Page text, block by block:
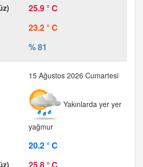
25.9 ° C
23.2 ° C
% 81
15 Ağustos 2026 Cumartesi
Yakınlarda yer yer
yağmur
20.2 ° C